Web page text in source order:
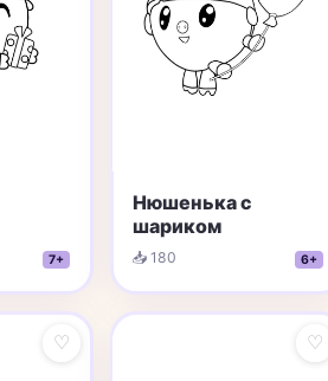
7+
Нюшенька с
шариком
📥 180 6+
♡ ♡